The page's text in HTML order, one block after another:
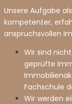
Links
Unsere Aufgabe
kompetenter,
anspruchsvollen
Wir sind
geprüfte
Fachschule
Wir werden